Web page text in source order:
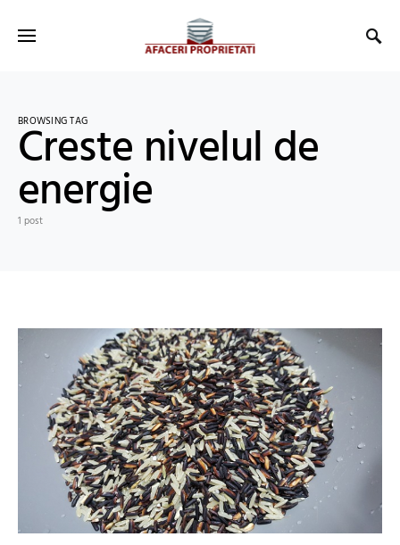
BROWSING TAG
Creste nivelul de
energie
1 post